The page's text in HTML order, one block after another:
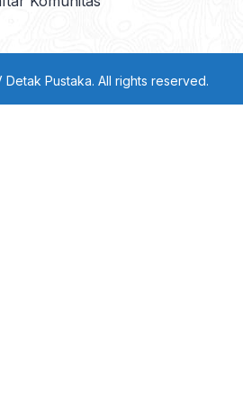
Pustaka. All rights reserved.